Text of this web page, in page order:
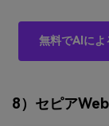
無料でAIによ
8）セピアWeb